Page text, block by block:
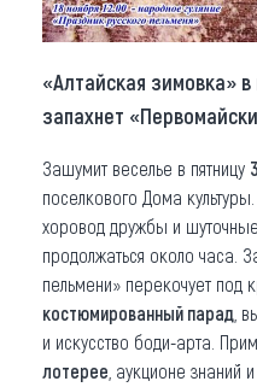
«Алтайская зимовка»
запахнет
Зашумит веселье в пятницу
поселкового Дома
хоровод дружбы и
продолжаться около часа.
пельмени» перекочует под
костюмированный парад ,
и искусство боди-арта.
лотерее , аукционе знаний